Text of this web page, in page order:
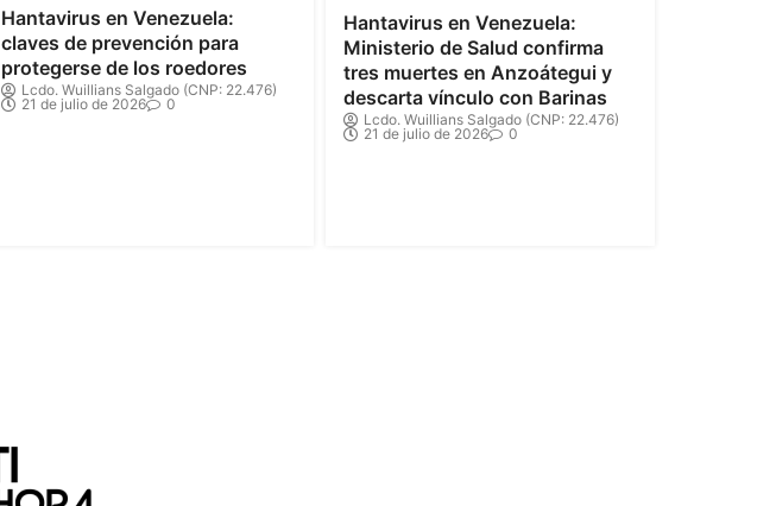
Hantavirus en Venezuela:
claves de prevención para
protegerse de los roedores
Lcdo. Wuillians Salgado (CNP: 22.476)
21 de julio de 2026
0
Hantavirus en Venezuela:
Ministerio de Salud confirma
tres muertes en Anzoátegui y
descarta vínculo con Barinas
Lcdo. Wuillians Salgado (CNP: 22.476)
21 de julio de 2026
0